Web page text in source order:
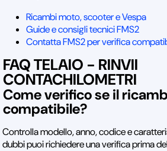
Ricambi moto, scooter e Vespa
Guide e consigli tecnici FMS2
Contatta FMS2 per verifica
FAQ TELAIO - RINVII
CONTACHILOMETRI
Come verifico se il
compatibile?
Controlla modello, anno, codice e
dubbi puoi richiedere una verifica prima